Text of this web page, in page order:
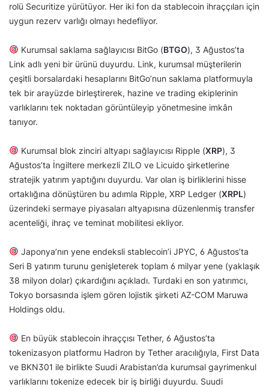
rolü Securitize yürütüyor. Her iki fon da stablecoin ihraççıları için
uygun rezerv varlığı olmayı hedefliyor.
Kurumsal saklama sağlayıcısı BitGo (BTGO), 3 Ağustos’ta
Link adlı yeni bir ürünü duyurdu. Link, kurumsal müşterilerin
çeşitli borsalardaki hesaplarını BitGo’nun saklama platformuyla
tek bir arayüzde birleştirerek, hazine ve trading ekiplerinin
varlıklarını tek noktadan görüntüleyip yönetmesine imkân
tanıyor.
Kurumsal blok zinciri altyapı sağlayıcısı Ripple (XRP), 3
Ağustos’ta İngiltere merkezli ZILO ve Licuido şirketlerine
stratejik yatırım yaptığını duyurdu. Var olan iş birliklerini hisse
ortaklığına dönüştüren bu adımla Ripple, XRP Ledger (XRPL)
üzerindeki sermaye piyasaları altyapısına düzenlenmiş transfer
acenteliği, ihraç ve teminat mobilitesi ekliyor.
Japonya’nın yene endeksli stablecoin’i JPYC, 6 Ağustos’ta
Seri B yatırım turunu genişleterek toplam 6 milyar yene (yaklaşık
38 milyon dolar) çıkardığını açıkladı. Turdaki en son yatırımcı,
Tokyo borsasında işlem gören lojistik şirketi AZ-COM Maruwa
Holdings oldu.
En büyük stablecoin ihraççısı Tether, 6 Ağustos’ta
tokenizasyon platformu Hadron by Tether aracılığıyla, First Data
ve BKN301 ile birlikte Suudi Arabistan’da kurumsal gayrimenkul
varlıklarını tokenize edecek bir iş birliği duyurdu. Suudi